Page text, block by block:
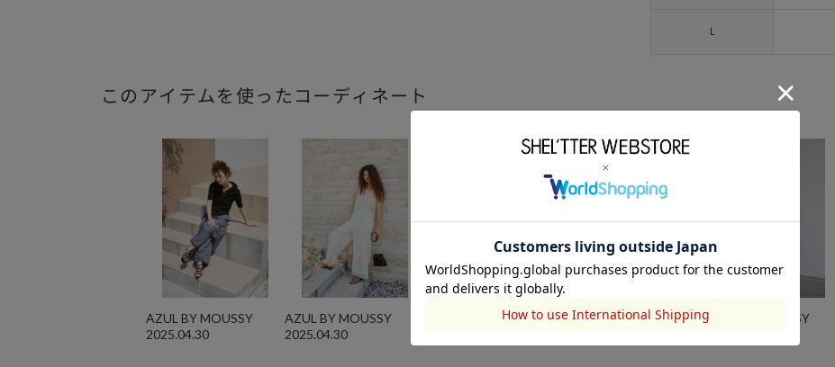
L
このアイテムを使ったコーディネート
2025.04.30
AZUL BY MOUSSY
2025.04.30
AZUL BY MOUSSY
AZUL BY MOUSSY
AZUL BY MOUSSY
AZUL BY MOUSSY